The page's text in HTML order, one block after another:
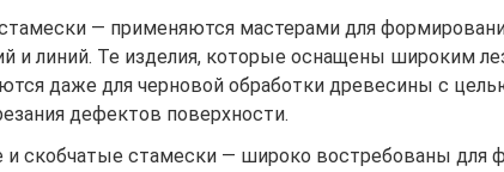
— применяются мастерами для
и линий. Те изделия, которые оснащены широким
даже для черновой обработки древесины с
дефектов поверхности.
и скобчатые стамески — широко востребованы для